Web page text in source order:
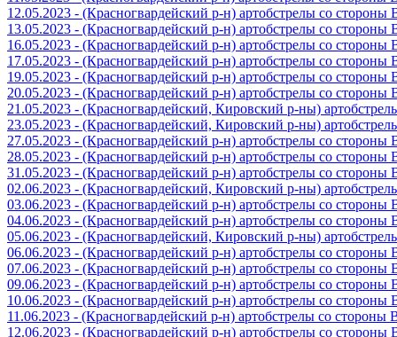
12.05.2023 - (Красногвардейский р-н) артобстрелы со
13.05.2023 - (Красногвардейский р-н) артобстрелы со
16.05.2023 - (Красногвардейский р-н) артобстрелы со
17.05.2023 - (Красногвардейский р-н) артобстрелы со
19.05.2023 - (Красногвардейский р-н) артобстрелы со
20.05.2023 - (Красногвардейский р-н) артобстрелы со
21.05.2023 - (Красногвардейский, Кировский р-ны)
23.05.2023 - (Красногвардейский, Кировский р-ны)
27.05.2023 - (Красногвардейский р-н) артобстрелы со
28.05.2023 - (Красногвардейский р-н) артобстрелы со
31.05.2023 - (Красногвардейский р-н) артобстрелы со
02.06.2023 - (Красногвардейский, Кировский р-ны)
03.06.2023 - (Красногвардейский р-н) артобстрелы со
04.06.2023 - (Красногвардейский р-н) артобстрелы со
05.06.2023 - (Красногвардейский, Кировский р-ны)
06.06.2023 - (Красногвардейский р-н) артобстрелы со
07.06.2023 - (Красногвардейский р-н) артобстрелы со
09.06.2023 - (Красногвардейский р-н) артобстрелы со
10.06.2023 - (Красногвардейский р-н) артобстрелы со
11.06.2023 - (Красногвардейский р-н) артобстрелы со стороны
12.06.2023 - (Красногвардейский р-н) артобстрелы со